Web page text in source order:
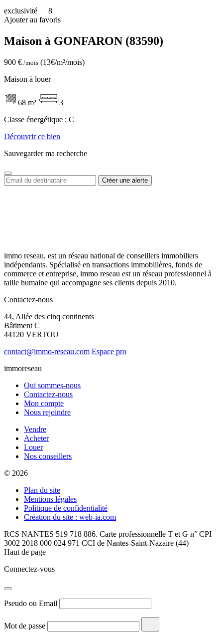
exclusivité
8
Ajouter au favoris
Maison à GONFARON (83590)
900 € /mois (13€/m²/mois)
Maison à louer
68 m²
3
Classe énergétique : C
Découvrir ce bien
Sauvegarder ma recherche
immo reseau, est un réseau national de conseillers immobiliers
indépendants. Spécialisé en transactions immobilières, fonds de
commerce et entreprise, immo reseau est un réseau professionnel à
taille humaine qui accompagne ses clients depuis 2010.
Contactez-nous
44, Allée des cinq continents
Bâtiment C
44120 VERTOU
contact@immo-reseau.com Espace pro
immoreseau
Qui sommes-nous
Contactez-nous
Mon compte
Nous rejoindre
Vendre
Acheter
Louer
Nos conseillers
© 2026
Plan du site
Mentions légales
Politique de confidentialité
Création du site : web-ia.com
RCS NANTES 519 718 886. Carte professionnelle T et G n° CPI
3002 2018 000 024 971 CCI de Nantes-Saint-Nazaire (44)
Haut de page
Connectez-vous
Pseudo ou Email
Mot de passe